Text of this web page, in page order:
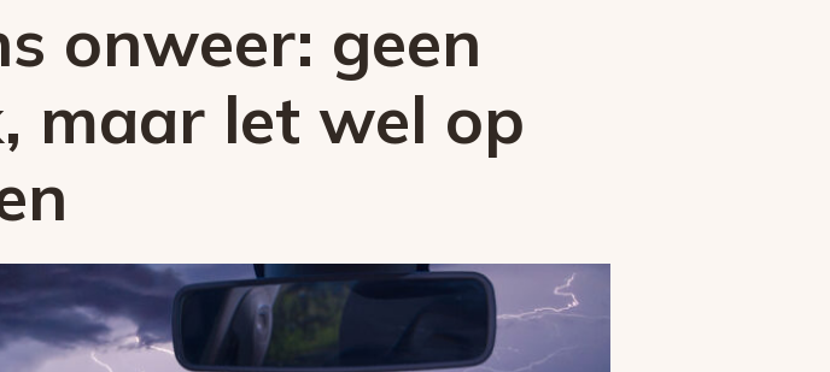
onweer: geen
maar let wel op